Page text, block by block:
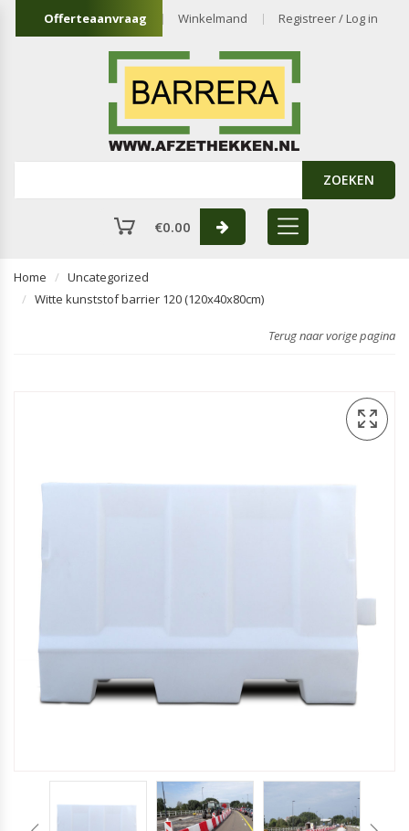
Offerteaanvraag Winkelmand Registreer / Log in
ZOEKEN
€0.00
Home
Uncategorized
Witte kunststof barrier 120 (120x40x80cm)
Terug naar vorige pagina